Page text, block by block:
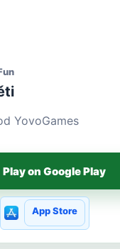
YovoGames
Play on Google Play
App Store